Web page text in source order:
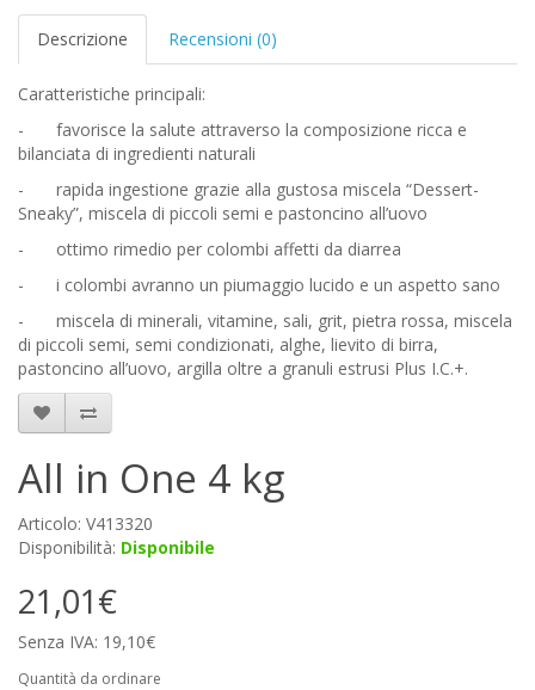
Descrizione Recensioni (0)
Caratteristiche principali:
-
favorisce la salute attraverso la composizione ricca e
bilanciata di ingredienti naturali
-
rapida ingestione grazie alla gustosa miscela “Dessert-
Sneaky”, miscela di piccoli semi e pastoncino all’uovo
-
ottimo rimedio per colombi affetti da diarrea
-
i colombi avranno un piumaggio lucido e un aspetto sano
-
miscela di minerali, vitamine, sali, grit, pietra rossa, miscela
di piccoli semi, semi condizionati, alghe, lievito di birra,
pastoncino all’uovo, argilla oltre a granuli estrusi Plus I.C.+.
All in One 4 kg
Articolo: V413320
Disponibilità: Disponibile
21,01€
Senza IVA: 19,10€
Quantità da ordinare